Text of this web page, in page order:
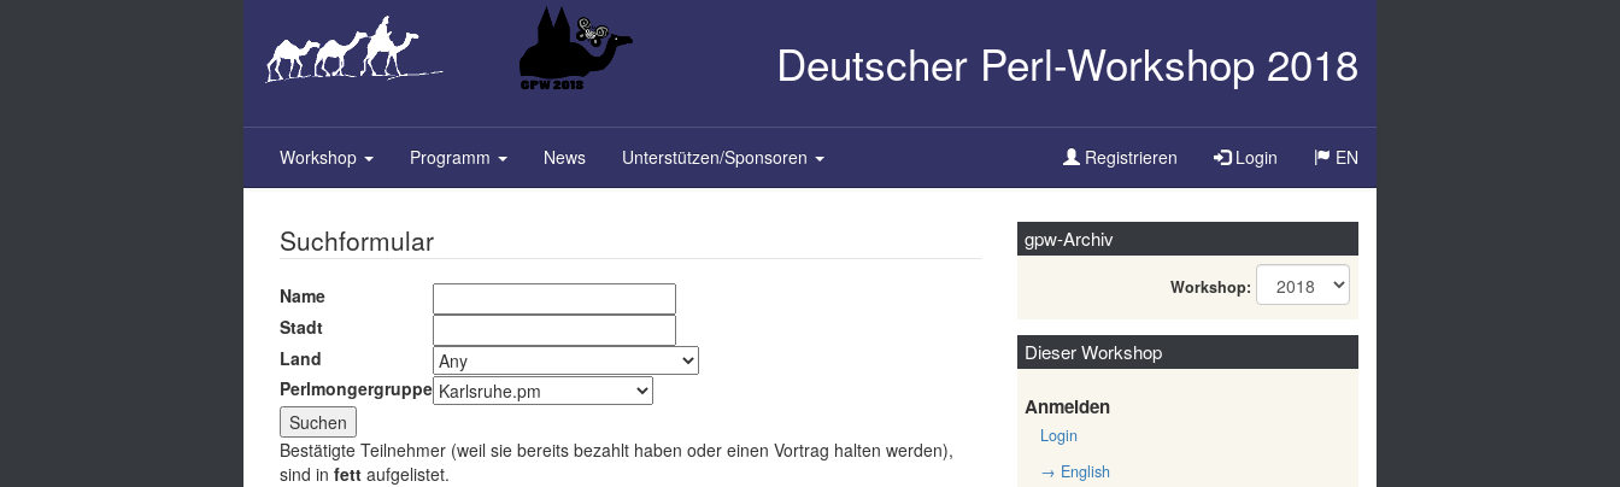
main
content
Deutscher Perl-Workshop 2018
Workshop Programm News Unterstützen/Sponsoren Registrieren Login EN
Suchformular
Name
Stadt
Land
Perlmongergruppe
Bestätigte Teilnehmer (weil sie bereits bezahlt haben oder einen Vortrag halten werden),
sind in fett aufgelistet.
gpw-Archiv
Workshop:
Dieser Workshop
Anmelden
Login
→ English